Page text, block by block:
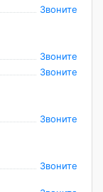
Звоните
Звоните
Звоните
Звоните
Звоните